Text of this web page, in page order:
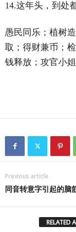
14.这年头，到处
愚民同乐；植树
取；得财兼币；
钱释放；攻官小姐
Previous article
同音转意字引起的脑
RELATED